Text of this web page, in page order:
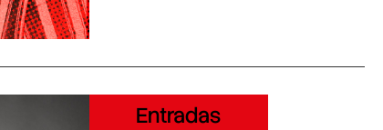
Entradas